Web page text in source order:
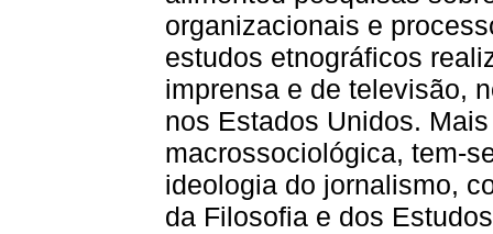
organizacionais e
estudos etnográficos
imprensa e de televisão,
nos Estados Unidos.
macrossociológica, tem-
ideologia do jornalismo,
da Filosofia e dos